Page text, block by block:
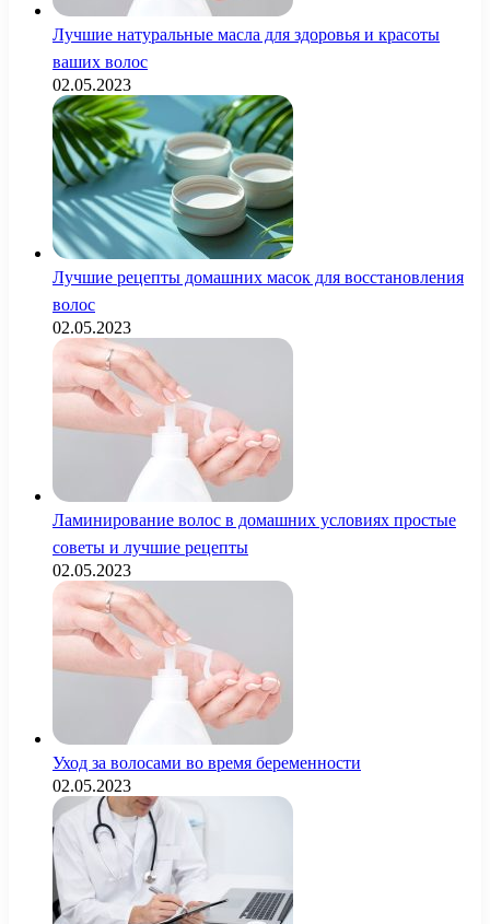
Лучшие натуральные масла для здоровья и красоты
ваших волос
02.05.2023
Лучшие рецепты домашних масок для восстановления
волос
02.05.2023
Ламинирование волос в домашних условиях простые
советы и лучшие рецепты
02.05.2023
Уход за волосами во время беременности
02.05.2023